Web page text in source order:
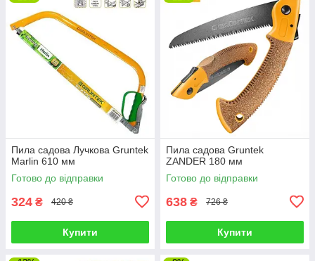
Пила садова Лучкова Gruntek
Marlin 610 мм
Готово до відправки
324 ₴ 420 ₴
Купити
Пила садова Gruntek
ZANDER 180 мм
Готово до відправки
638 ₴ 726 ₴
Купити